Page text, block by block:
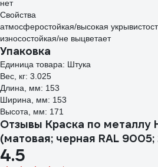
нет
Свойства
атмосферостойкая/высокая
износостойкая/не выцветает
Упаковка
Единица товара: Штука
Вес, кг: 3.025
Длина, мм: 153
Ширина, мм: 153
Высота, мм: 171
Отзывы Краска по металлу
(матовая; черная RAL 9005;
4.5